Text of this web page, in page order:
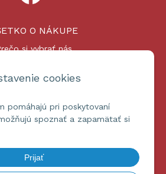
cookies
pomáhajú pri poskytovaní
spoznať a zapamätať si
Prijať
O NÁKUPE
si vybrať nás
Platby a doprava
INFORMÁCIE
podmienky
osobných údajov